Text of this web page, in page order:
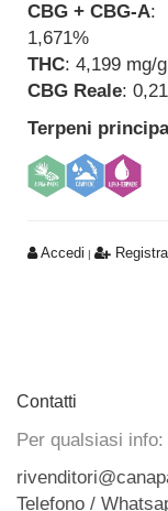
CBG + CBG-A:
1,671%
THC: 4,199 mg/g
CBG Reale:
Terpeni
Accedi |
Contatti
Per qualsiasi info:
Telefono /